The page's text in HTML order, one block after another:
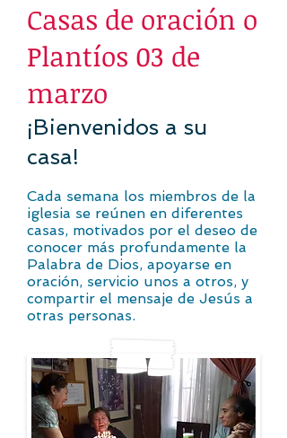
Casas de oración o
Plantíos 03 de
marzo
¡Bienvenidos a su
casa!
Cada semana los miembros de la
iglesia se reúnen en diferentes
casas, motivados por el deseo de
conocer más profundamente la
Palabra de Dios, apoyarse en
oración, servicio unos a otros, y
compartir el mensaje de Jesús a
otras personas.